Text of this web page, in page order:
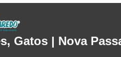
Gatos | Nova